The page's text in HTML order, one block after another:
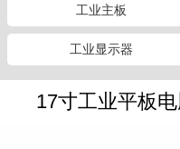
工业主板
工业显示器
17寸工业平板